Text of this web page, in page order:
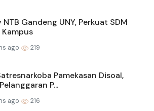
NTB Gandeng UNY, Perkuat SDM
Kampus
ago 219
Pamekasan Disoal,
P...
ago 216